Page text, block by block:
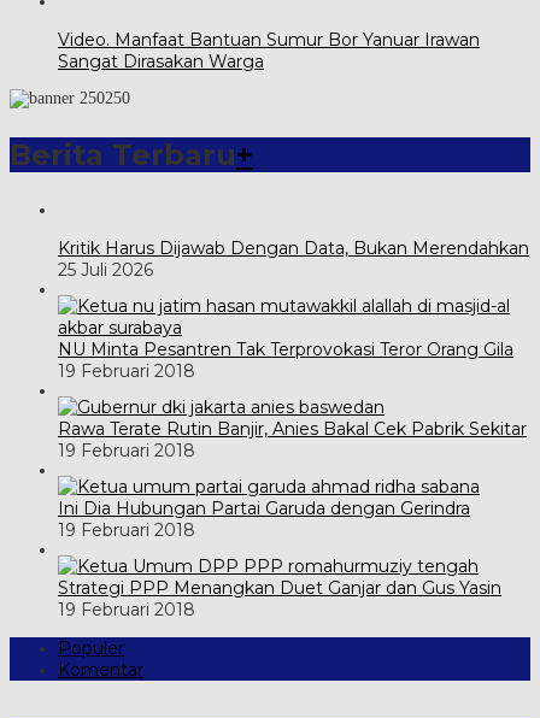
Video. Manfaat Bantuan Sumur Bor Yanuar Irawan
Sangat Dirasakan Warga
Berita Terbaru+
Kritik Harus Dijawab Dengan Data, Bukan Merendahkan
25 Juli 2026
NU Minta Pesantren Tak Terprovokasi Teror Orang Gila
19 Februari 2018
Rawa Terate Rutin Banjir, Anies Bakal Cek Pabrik Sekitar
19 Februari 2018
Ini Dia Hubungan Partai Garuda dengan Gerindra
19 Februari 2018
Strategi PPP Menangkan Duet Ganjar dan Gus Yasin
19 Februari 2018
Populer
Komentar